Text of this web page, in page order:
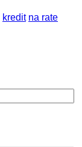
kredit na rate